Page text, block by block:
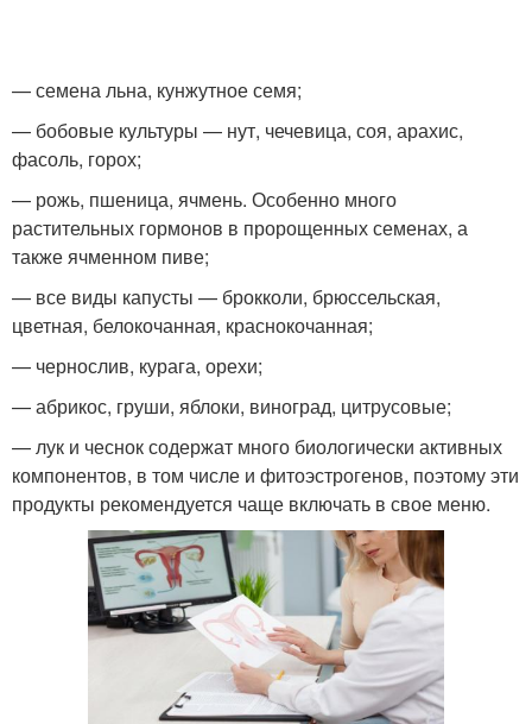
— семена льна, кунжутное семя;
— бобовые культуры — нут, чечевица, соя, арахис,
фасоль, горох;
— рожь, пшеница, ячмень. Особенно много
растительных гормонов в пророщенных семенах, а
также ячменном пиве;
— все виды капусты — брокколи, брюссельская,
цветная, белокочанная, краснокочанная;
— чернослив, курага, орехи;
— абрикос, груши, яблоки, виноград, цитрусовые;
— лук и чеснок содержат много биологически активных
компонентов, в том числе и фитоэстрогенов, поэтому эти
продукты рекомендуется чаще включать в свое меню.